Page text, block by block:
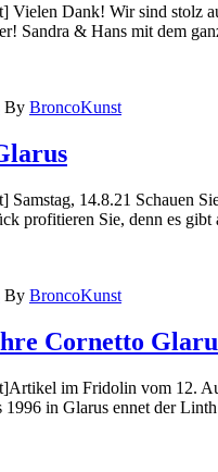
Dank! Wir sind stolz
Sandra & Hans mit dem
By BroncoKunst
14.8.21 Schauen
profitieren Sie, denn es
By BroncoKunst
Cornetto
im Fridolin vom 12.
1996 in Glarus ennet der